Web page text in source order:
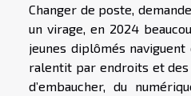
Changer de poste,
un virage, en 2024
jeunes diplômés
ralentit par endroits et
d’embaucher, du